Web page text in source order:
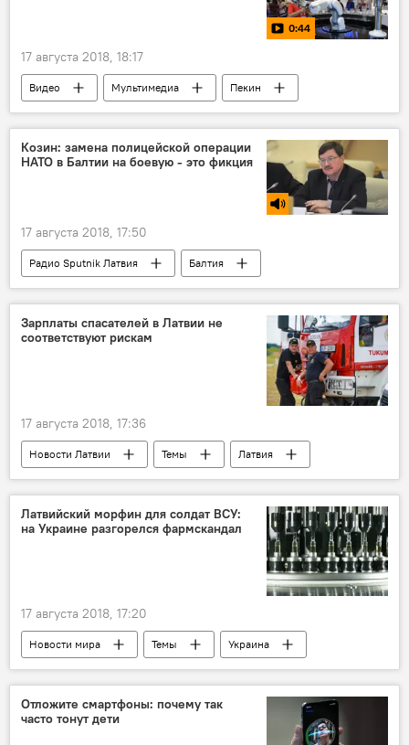
0:44
17 августа 2018, 18:17
Видео Мультимедиа
Пекин
Всемирная конференция робототехники
Дивный новый мир
Козин: замена полицейской операции
НАТО в Балтии на боевую - это фикция
17 августа 2018, 17:50
Радио Sputnik Латвия
Балтия
Беларусь
Россия
Владимир Козин
НАТО
Зарплаты спасателей в Латвии не
соответствуют рискам
17 августа 2018, 17:36
Новости Латвии Темы
Латвия
ГПСС
Латвийский морфин для солдат ВСУ:
на Украине разгорелся фармскандал
17 августа 2018, 17:20
Новости мира Темы Украина
Отложите смартфоны: почему так
часто тонут дети